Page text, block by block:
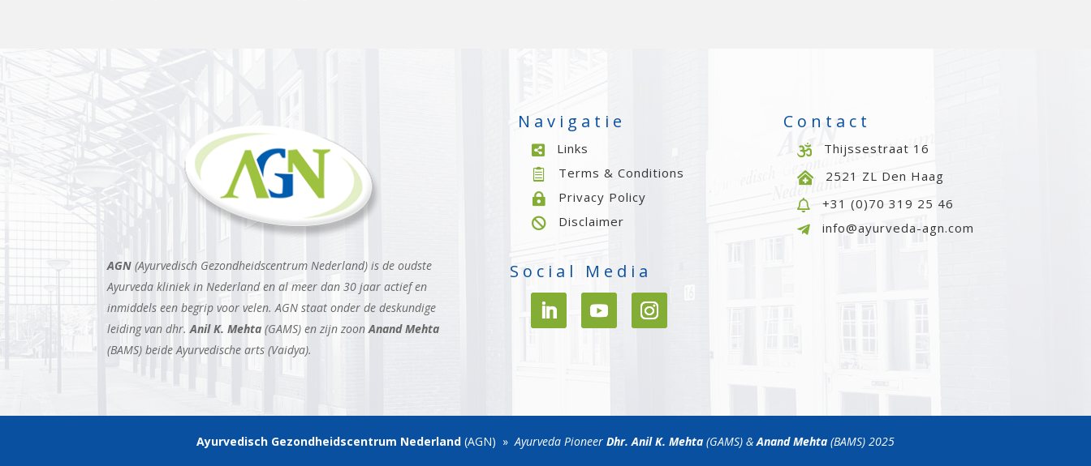
Navigatie
 Links
 Terms & Conditions
 Privacy Policy
 Disclaimer
Contact
 Thijssestraat 16
 2521 ZL Den Haag
 +31 (0)70 319 25 46
 info@ayurveda-agn.com
AGN (Ayurvedisch Gezondheidscentrum Nederland) is de oudste
Ayurveda kliniek in Nederland en al meer dan 30 jaar actief en
inmiddels een begrip voor velen. AGN staat onder de deskundige
leiding van dhr. Anil K. Mehta (GAMS) en zijn zoon Anand Mehta
(BAMS) beide Ayurvedische arts (Vaidya).
Social Media
Ayurvedisch Gezondheidscentrum Nederland (AGN) » Ayurveda Pioneer Dhr. Anil K. Mehta (GAMS) &Anand Mehta (BAMS) 2025